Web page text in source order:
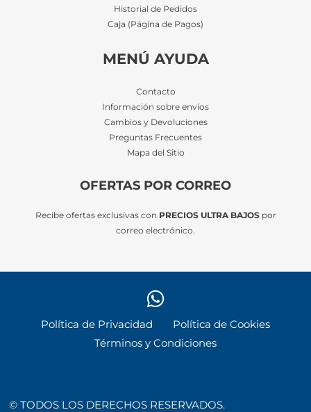
Historial de Pedidos
Caja (Página de Pagos)
MENÚ AYUDA
Contacto
Información sobre envíos
Cambios y Devoluciones
Preguntas Frecuentes
Mapa del Sitio
OFERTAS POR CORREO
Recibe ofertas exclusivas con PRECIOS ULTRA BAJOSpor
correo electrónico.
Política de Privacidad
Política de Cookies
Términos y Condiciones
© TODOS LOS DERECHOS RESERVADOS.